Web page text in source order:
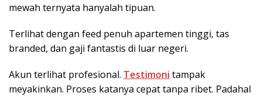
mewah ternyata hanyalah tipuan.
Terlihat dengan feed penuh apartemen tinggi, tas
branded, dan gaji fantastis di luar negeri.
Akun terlihat profesional. Testimoni tampak
meyakinkan. Proses katanya cepat tanpa ribet. Padahal